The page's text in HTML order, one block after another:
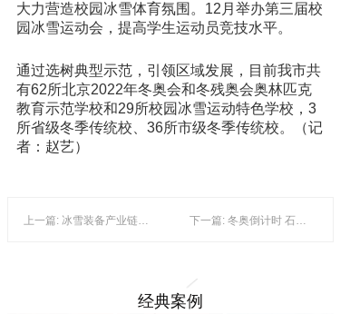
大力营造校园冰雪体育氛围。12月举办第三届校
园冰雪运动会，提高学生运动员竞技水平。
通过选树典型示范，引领区域发展，目前我市共
有62所北京2022年冬奥会和冬残奥会奥林匹克
教育示范学校和29所校园冰雪运动特色学校，3
所省级冬季传统校、36所市级冬季传统校。（记
者：赵艺）
上一篇: 冰雪装备产业链日趋完善 下一篇: 冬奥倒计时 石家庄青少年释放冰雪热情
经典案例